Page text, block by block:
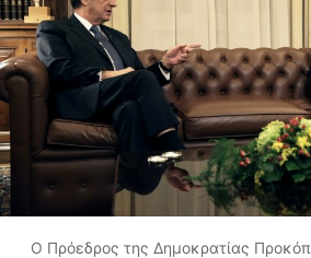
Ο Πρόεδρος της Δημοκρατίας